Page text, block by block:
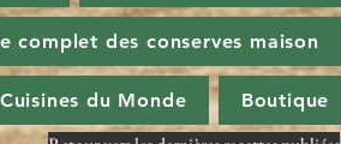
complet des conserves maison
Cuisines du Monde Boutique